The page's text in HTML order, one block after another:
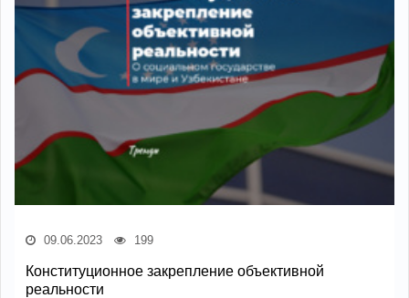
09.06.2023 199
Конституционное закрепление объективной
реальности